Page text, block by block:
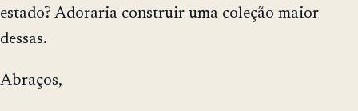
estado? Adoraria construir uma coleção maior
dessas.
Abraços,